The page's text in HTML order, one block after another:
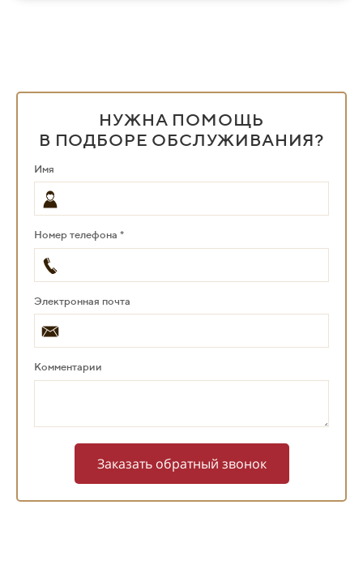
НУЖНА ПОМОЩЬ
В ПОДБОРЕ ОБСЛУЖИВАНИЯ?
Имя
Номер телефона *
Электронная почта
Комментарии
Заказать обратный звонок